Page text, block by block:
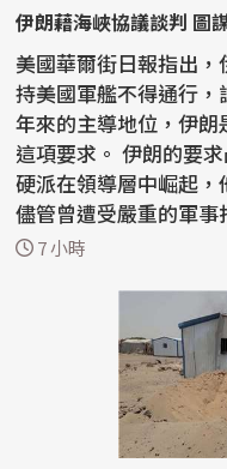
伊朗藉海峽協議談判 圖
美國華爾街日報指出
持美國軍艦不得通行
年來的主導地位，伊
這項要求。 伊朗的要求凸顯伊斯蘭革命衛隊（IRGC）強
硬派在領導層中崛起，
儘管曾遭受嚴重的軍
搖...7 小時